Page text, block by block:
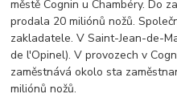
městě Cognin u Chambéry. Do
prodala 20 miliónů nožů.
zakladatele. V Saint-Jean-de-
de l'Opinel). V provozech v
zaměstnává okolo sta
miliónů nožů.